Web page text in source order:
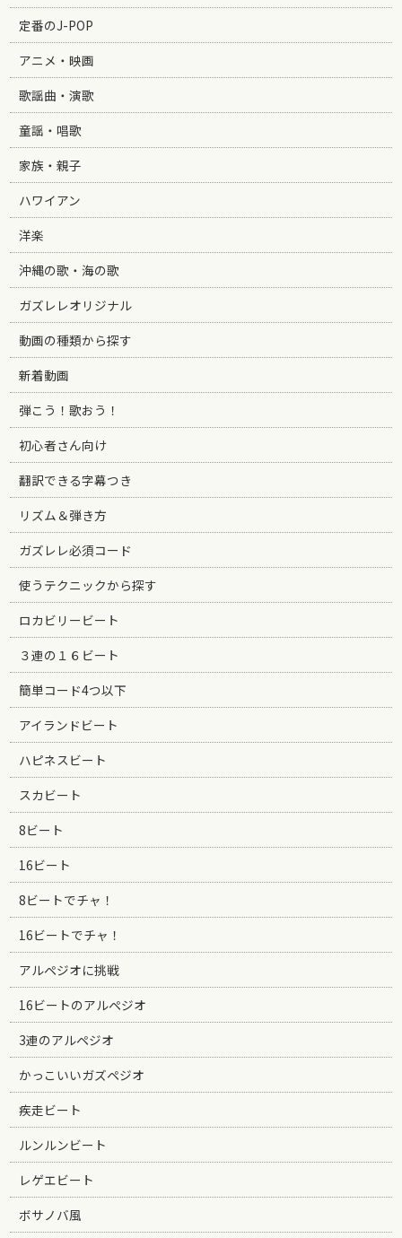
定番のJ-POP
アニメ・映画
歌謡曲・演歌
童謡・唱歌
家族・親子
ハワイアン
洋楽
沖縄の歌・海の歌
ガズレレオリジナル
動画の種類から探す
新着動画
弾こう！歌おう！
初心者さん向け
翻訳できる字幕つき
リズム＆弾き方
ガズレレ必須コード
使うテクニックから探す
ロカビリービート
３連の１６ビート
簡単コード4つ以下
アイランドビート
ハピネスビート
スカビート
8ビート
16ビート
8ビートでチャ！
16ビートでチャ！
アルペジオに挑戦
16ビートのアルペジオ
3連のアルペジオ
かっこいいガズペジオ
疾走ビート
ルンルンビート
レゲエビート
ボサノバ風